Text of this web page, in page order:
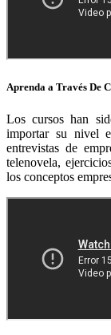
Aprenda a Través De
Los cursos han
importar su nivel
entrevistas de
telenovela,
los conceptos